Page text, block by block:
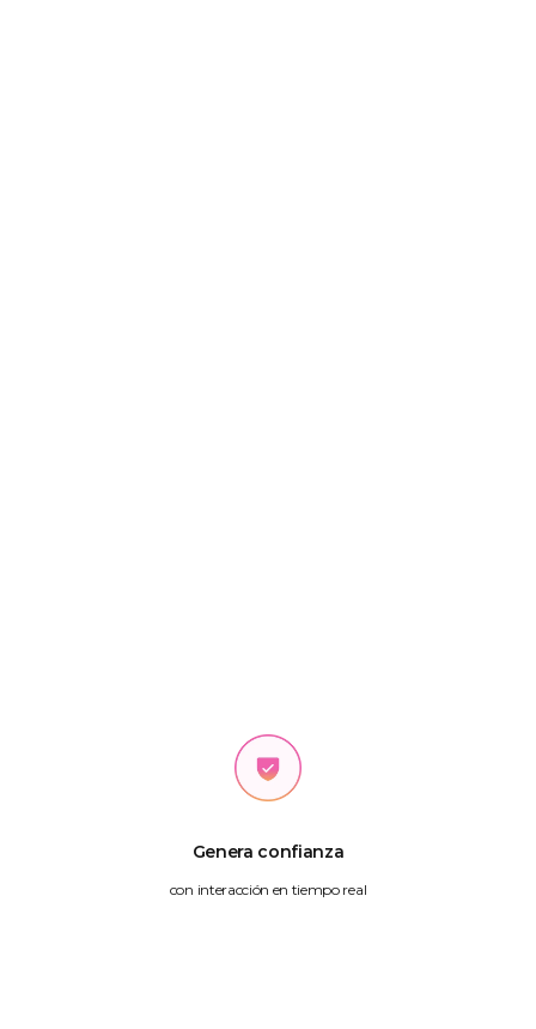
Genera confianza
con interacción en tiempo real